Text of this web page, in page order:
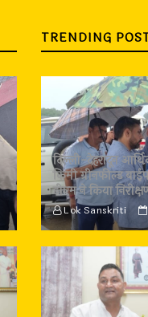
TRENDING
दिल्ली-देहरादून
किमी ग्रीनफील्ड
डीएम ने किया
Lok Sanskriti